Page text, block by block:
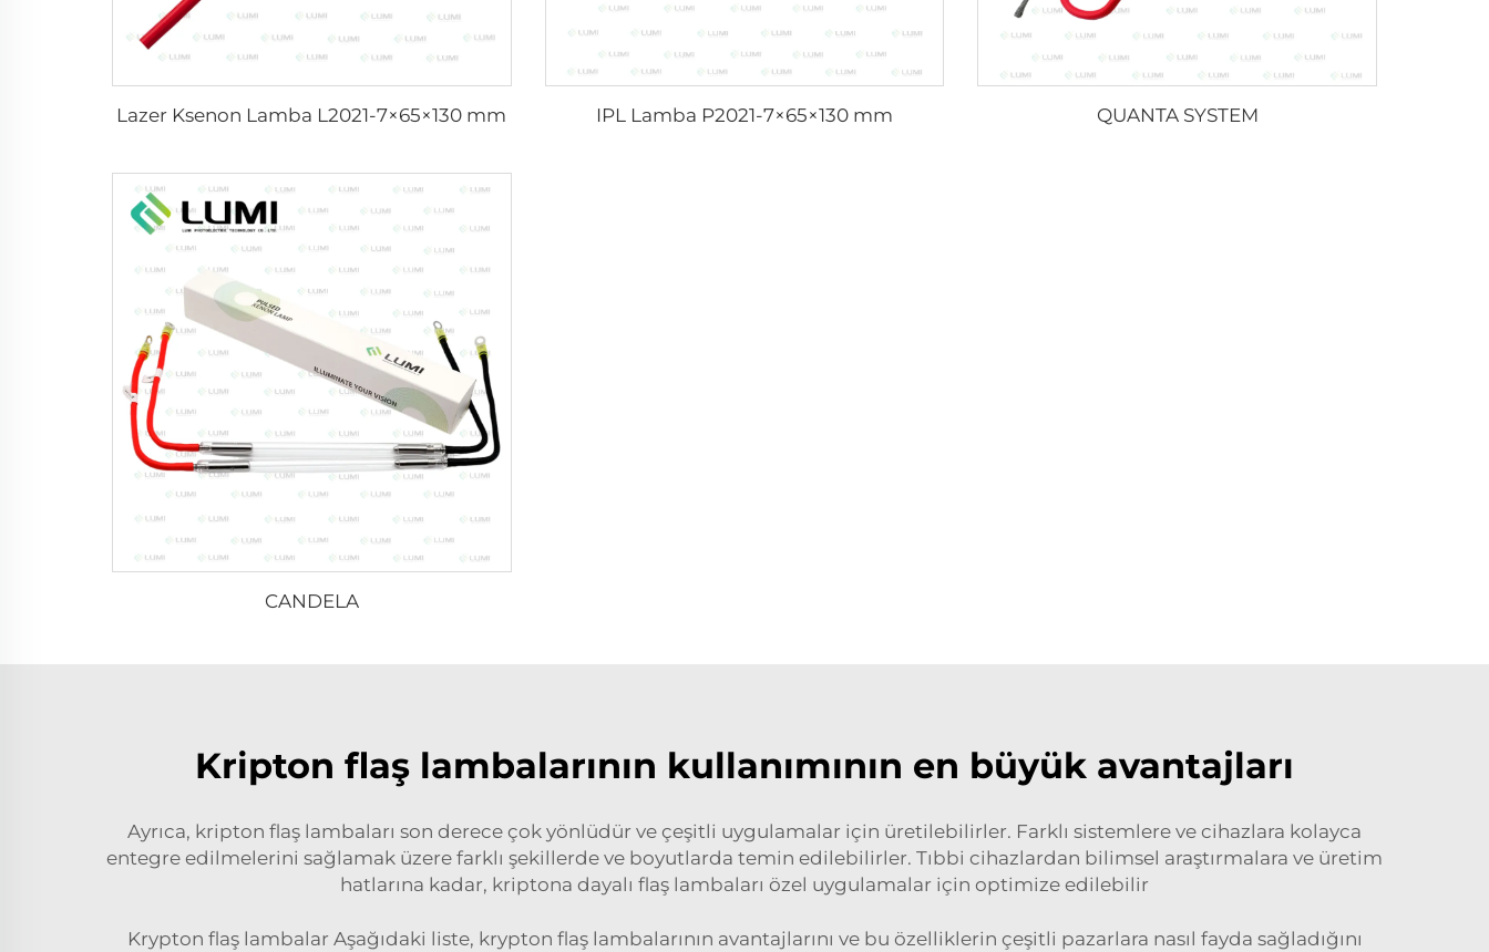
Lazer Ksenon Lamba L2021-7×65×130 mm IPL Lamba P2021-7×65×130 mm QUANTA SYSTEM
CANDELA
Kripton flaş lambalarının kullanımının en büyük avantajları
Ayrıca, kripton flaş lambaları son derece çok yönlüdür ve çeşitli uygulamalar için üretilebilirler. Farklı sistemlere ve cihazlara kolayca
entegre edilmelerini sağlamak üzere farklı şekillerde ve boyutlarda temin edilebilirler. Tıbbi cihazlardan bilimsel araştırmalara ve üretim
hatlarına kadar, kriptona dayalı flaş lambaları özel uygulamalar için optimize edilebilir
Krypton flaş lambalar Aşağıdaki liste, krypton flaş lambalarının avantajlarını ve bu özelliklerin çeşitli pazarlara nasıl fayda sağladığını